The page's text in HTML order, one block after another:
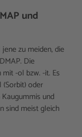
und
zu meiden, die
Die
-ol bzw. -it. Es
oder
und
sind meist gleich